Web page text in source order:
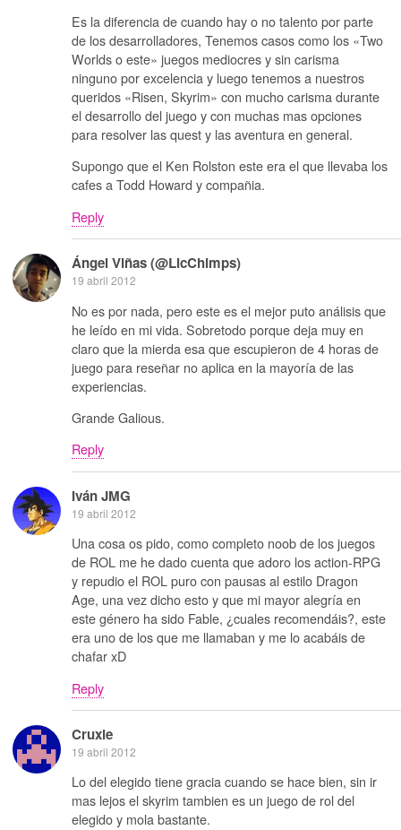
Es la diferencia de cuando hay o no talento por parte
de los desarrolladores, Tenemos casos como los «Two
Worlds o este» juegos mediocres y sin carisma
ninguno por excelencia y luego tenemos a nuestros
queridos «Risen, Skyrim» con mucho carisma durante
el desarrollo del juego y con muchas mas opciones
para resolver las quest y las aventura en general.
Supongo que el Ken Rolston este era el que llevaba los
cafes a Todd Howard y compañia.
Reply
Ángel Viñas (@LicChimps)
19 abril 2012
No es por nada, pero este es el mejor puto análisis que
he leído en mi vida. Sobretodo porque deja muy en
claro que la mierda esa que escupieron de 4 horas de
juego para reseñar no aplica en la mayoría de las
experiencias.
Grande Galious.
Reply
Iván JMG
19 abril 2012
Una cosa os pido, como completo noob de los juegos
de ROL me he dado cuenta que adoro los action-RPG
y repudio el ROL puro con pausas al estilo Dragon
Age, una vez dicho esto y que mi mayor alegría en
este género ha sido Fable, ¿cuales recomendáis?, este
era uno de los que me llamaban y me lo acabáis de
chafar xD
Reply
Cruxie
19 abril 2012
Lo del elegido tiene gracia cuando se hace bien, sin ir
mas lejos el skyrim tambien es un juego de rol del
elegido y mola bastante.